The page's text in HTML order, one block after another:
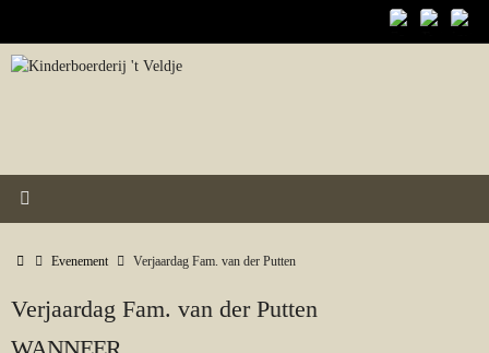
de
HomeEvenement Verjaardag Fam. van der Putten
Verjaardag Fam. van der Putten